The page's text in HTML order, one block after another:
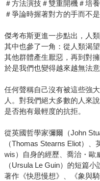
＃方法演技＃雙重開機＃培
＃爭論時握著對方的手而不
傑考布斯更進一步點出，人
其中也參了一角：從人類渴
其他群體產生厭惡，再到對
於是我們也變得越來越無法
任何聲稱自己沒有被這些強
人。對我們絕大多數的人來
是否抱有最輕度的抗拒。
從英國哲學家彌爾（John
（Thomas Stearns Eliot）
wis）自身的經歷、喬治・歐
（Ursula Le Guin）的短篇
著作《快思慢想》、《象與